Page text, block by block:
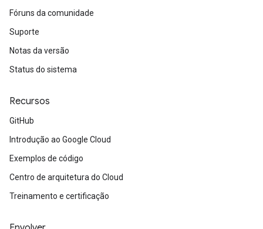
Fóruns da comunidade
Suporte
Notas da versão
Status do sistema
Recursos
GitHub
Introdução ao Google Cloud
Exemplos de código
Centro de arquitetura do Cloud
Treinamento e certificação